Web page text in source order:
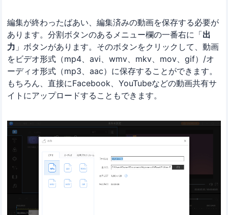
編集が終わったばあい、編集済みの動画を保存する必要が
あります。分割ボタンのあるメニュー欄の一番右に「出
力 」ボタンがあります。そのボタンをクリックして、動画
をビデオ形式（mp4、avi、wmv、mkv、mov、gif）/オ
ーディオ形式（mp3、aac）に保存することができます。
もちろん、直接にFacebook、YouTubeなどの動画共有サ
イトにアップロードすることもできます。